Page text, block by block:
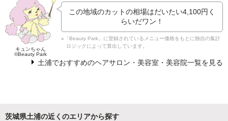
キュンちゃん
©Beauty Park
この地域のカットの相場はだいたい4,100円 く
らいだワン！
※「Beauty Park」に登録されているメニュー価格をもとに独自の集計
ロジックによって算出しています。
土浦でおすすめのヘアサロン・美容室・美容院一覧を見る
茨城県土浦の近くのエリアから探す